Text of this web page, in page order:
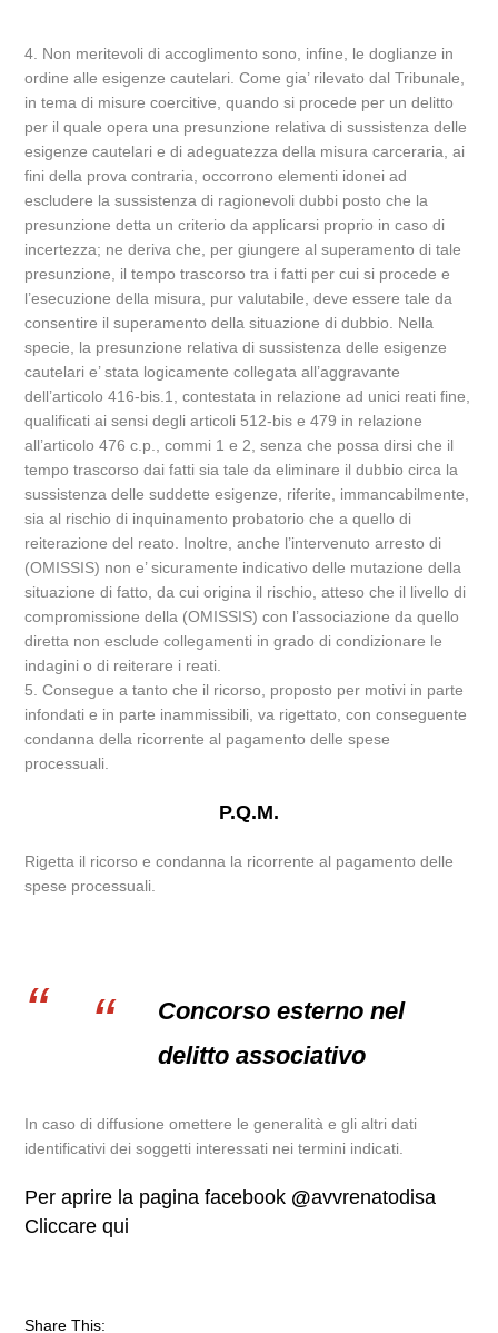
4. Non meritevoli di accoglimento sono, infine, le doglianze in
ordine alle esigenze cautelari. Come gia’ rilevato dal Tribunale,
in tema di misure coercitive, quando si procede per un delitto
per il quale opera una presunzione relativa di sussistenza delle
esigenze cautelari e di adeguatezza della misura carceraria, ai
fini della prova contraria, occorrono elementi idonei ad
escludere la sussistenza di ragionevoli dubbi posto che la
presunzione detta un criterio da applicarsi proprio in caso di
incertezza; ne deriva che, per giungere al superamento di tale
presunzione, il tempo trascorso tra i fatti per cui si procede e
l’esecuzione della misura, pur valutabile, deve essere tale da
consentire il superamento della situazione di dubbio. Nella
specie, la presunzione relativa di sussistenza delle esigenze
cautelari e’ stata logicamente collegata all’aggravante
dell’articolo 416-bis.1, contestata in relazione ad unici reati fine,
qualificati ai sensi degli articoli 512-bis e 479 in relazione
all’articolo 476 c.p., commi 1 e 2, senza che possa dirsi che il
tempo trascorso dai fatti sia tale da eliminare il dubbio circa la
sussistenza delle suddette esigenze, riferite, immancabilmente,
sia al rischio di inquinamento probatorio che a quello di
reiterazione del reato. Inoltre, anche l’intervenuto arresto di
(OMISSIS) non e’ sicuramente indicativo delle mutazione della
situazione di fatto, da cui origina il rischio, atteso che il livello di
compromissione della (OMISSIS) con l’associazione da quello
diretta non esclude collegamenti in grado di condizionare le
indagini o di reiterare i reati.
5. Consegue a tanto che il ricorso, proposto per motivi in parte
infondati e in parte inammissibili, va rigettato, con conseguente
condanna della ricorrente al pagamento delle spese
processuali.
P.Q.M.
Rigetta il ricorso e condanna la ricorrente al pagamento delle
spese processuali.
Concorso esterno nel
delitto associativo
In caso di diffusione omettere le generalità e gli altri dati
identificativi dei soggetti interessati nei termini indicati.
Per aprire la pagina facebook @avvrenatodisa
Cliccare qui
Share This: